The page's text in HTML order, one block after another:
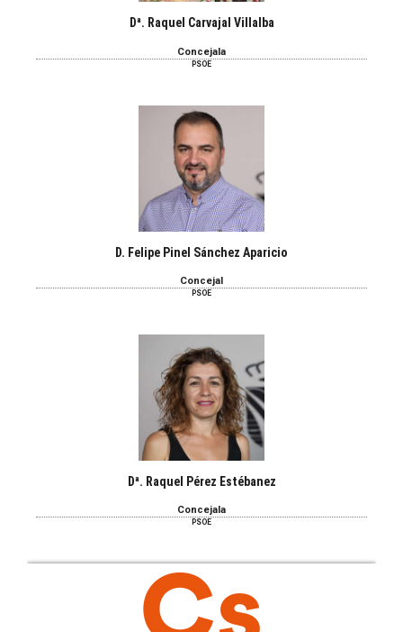
Dª. Raquel Carvajal Villalba
Concejala
PSOE
D. Felipe Pinel Sánchez Aparicio
Concejal
PSOE
Dª. Raquel Pérez Estébanez
Concejala
PSOE